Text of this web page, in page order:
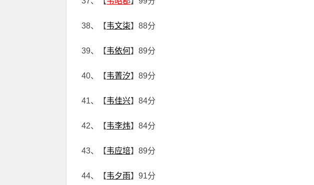
38、【韦文柒】88分
39、【韦依何】89分
40、【韦菁汐】89分
41、【韦佳兴】84分
42、【韦李炜】84分
43、【韦应培】89分
44、【韦夕雨】91分